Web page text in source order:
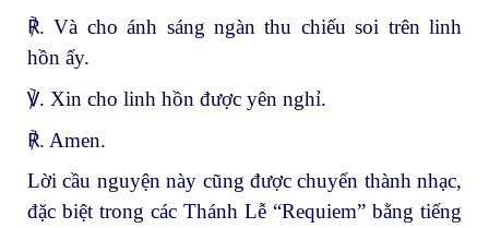
℟. Và cho ánh sáng ngàn thu chiếu soi trên linh
hồn ấy.
℣. Xin cho linh hồn được yên nghỉ.
℟. Amen.
Lời cầu nguyện này cũng được chuyển thành nhạc,
đặc biệt trong các Thánh Lễ “Requiem” bằng tiếng